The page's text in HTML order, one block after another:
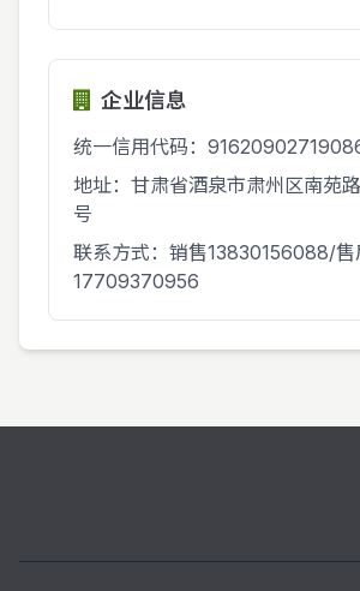
企业信息
统一信用代码：
地址：甘肃省酒泉市肃州区南苑
号
联系方式：销售13830156088/售
17709370956